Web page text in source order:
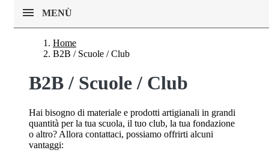
MENÙ
Home
B2B / Scuole / Club
B2B / Scuole / Club
Hai bisogno di materiale e prodotti artigianali in grandi
quantità per la tua scuola, il tuo club, la tua fondazione
o altro? Allora contattaci, possiamo offrirti alcuni
vantaggi: